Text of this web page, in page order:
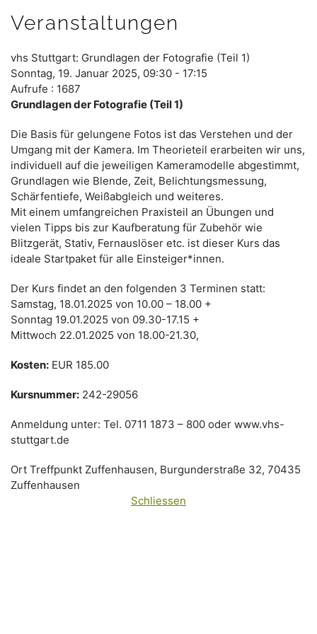
Veranstaltungen
vhs Stuttgart: Grundlagen der Fotografie (Teil 1)
Sonntag, 19. Januar 2025, 09:30 - 17:15
Aufrufe : 1687
Grundlagen der Fotografie (Teil 1)
Die Basis für gelungene Fotos ist das Verstehen und der
Umgang mit der Kamera. Im Theorieteil erarbeiten wir uns,
individuell auf die jeweiligen Kameramodelle abgestimmt,
Grundlagen wie Blende, Zeit, Belichtungsmessung,
Schärfentiefe, Weißabgleich und weiteres.
Mit einem umfangreichen Praxisteil an Übungen und
vielen Tipps bis zur Kaufberatung für Zubehör wie
Blitzgerät, Stativ, Fernauslöser etc. ist dieser Kurs das
ideale Startpaket für alle Einsteiger*innen.
Der Kurs findet an den folgenden 3 Terminen statt:
Samstag, 18.01.2025 von 10.00 – 18.00 +
Sonntag 19.01.2025 von 09.30-17.15 +
Mittwoch 22.01.2025 von 18.00-21.30,
Kosten: EUR 185.00
Kursnummer: 242-29056
Anmeldung unter: Tel. 0711 1873 – 800 oder www.vhs-
stuttgart.de
Ort Treffpunkt Zuffenhausen, Burgunderstraße 32, 70435
Zuffenhausen
Schliessen